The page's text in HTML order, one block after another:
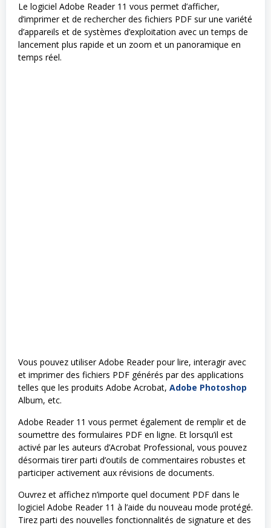
Le logiciel Adobe Reader 11 vous permet d’afficher,
d’imprimer et de rechercher des fichiers PDF sur une variété
d’appareils et de systèmes d’exploitation avec un temps de
lancement plus rapide et un zoom et un panoramique en
temps réel.
Vous pouvez utiliser Adobe Reader pour lire, interagir avec
et imprimer des fichiers PDF générés par des applications
telles que les produits Adobe Acrobat, Adobe Photoshop
Album, etc.
Adobe Reader 11 vous permet également de remplir et de
soumettre des formulaires PDF en ligne. Et lorsqu’il est
activé par les auteurs d’Acrobat Professional, vous pouvez
désormais tirer parti d’outils de commentaires robustes et
participer activement aux révisions de documents.
Ouvrez et affichez n’importe quel document PDF dans le
logiciel Adobe Reader 11 à l’aide du nouveau mode protégé.
Tirez parti des nouvelles fonctionnalités de signature et des